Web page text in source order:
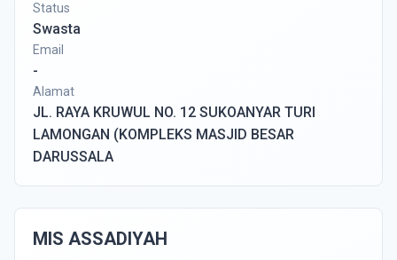
Status
Swasta
Email
-
Alamat
JL. RAYA KRUWUL NO. 12 SUKOANYAR TURI
LAMONGAN (KOMPLEKS MASJID BESAR
DARUSSALA
MIS ASSADIYAH